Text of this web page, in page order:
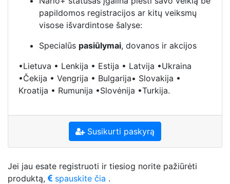
papildomos registracijos ar kitų veiksmų
visose išvardintose šalyse:
Specialūs pasiūlymai, dovanos ir akcijos
•Lietuva • Lenkija • Estija • Latvija •Ukraina
•Čekija • Vengrija • Bulgarija• Slovakija •
Kroatija • Rumunija •Slovėnija •Turkija.
Susikurti paskyrą
Jei jau esate registruoti ir tiesiog norite pažiūrėti
produktą,
spauskite čia .